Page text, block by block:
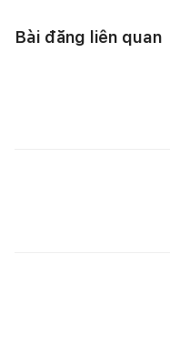
Bài đăng liên quan